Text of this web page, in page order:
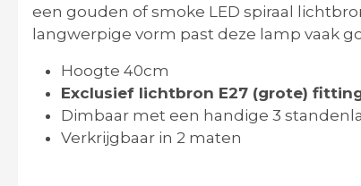
een gouden of smoke LED spiraal
langwerpige vorm past deze lamp vaak
Hoogte 40cm
Exclusief lichtbron E27 (grote)
Dimbaar met een handige 3
Verkrijgbaar in 2 maten